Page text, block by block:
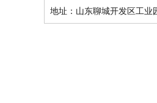
地址：山东聊城开发区工业